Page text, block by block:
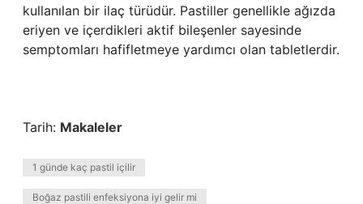
kullanılan bir ilaç türüdür. Pastiller genellikle ağızda
eriyen ve içerdikleri aktif bileşenler sayesinde
semptomları hafifletmeye yardımcı olan tabletlerdir.
Tarih: Makaleler
1 günde kaç pastil içilir
Boğaz pastili enfeksiyona iyi gelir mi